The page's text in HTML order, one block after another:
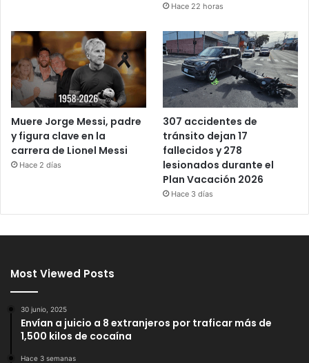
Hace 22 horas
Muere Jorge Messi, padre
y figura clave en la
carrera de Lionel Messi
Hace 2 días
307 accidentes de
tránsito dejan 17
fallecidos y 278
lesionados durante el
Plan Vacación 2026
Hace 3 días
Most Viewed Posts
30 junio, 2025
Envían a juicio a 8 extranjeros por traficar más de
1,500 kilos de cocaína
Hace 3 semanas